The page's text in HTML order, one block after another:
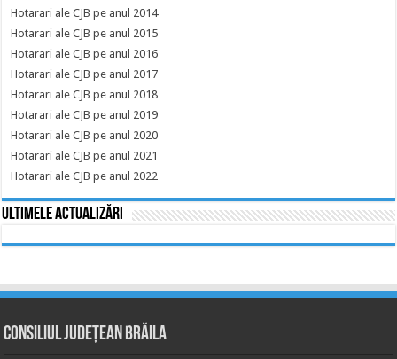
Hotarari ale CJB pe anul 2014
Hotarari ale CJB pe anul 2015
Hotarari ale CJB pe anul 2016
Hotarari ale CJB pe anul 2017
Hotarari ale CJB pe anul 2018
Hotarari ale CJB pe anul 2019
Hotarari ale CJB pe anul 2020
Hotarari ale CJB pe anul 2021
Hotarari ale CJB pe anul 2022
Ultimele actualizări
Consiliul Județean Brăila